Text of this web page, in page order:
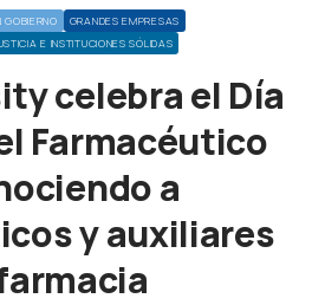
GOBIERNO
GRANDES EMPRESAS
E INSTITUCIONES SÓLIDAS
celebra el Día
Farmacéutico
a
y auxiliares